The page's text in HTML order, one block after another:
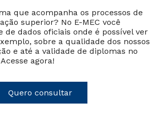
que acompanha os processos de
superior? No E-MEC você
de dados oficiais onde é possível ver
sobre a qualidade dos nossos
e até a validade de diplomas no
agora!
Quero consultar